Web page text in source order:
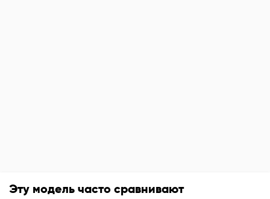
Эту модель часто сравнивают